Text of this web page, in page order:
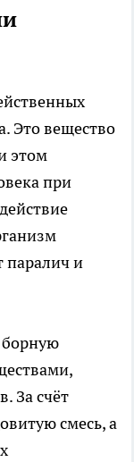
Это вещество
этом
при
паралич и
За счёт
смесь, а